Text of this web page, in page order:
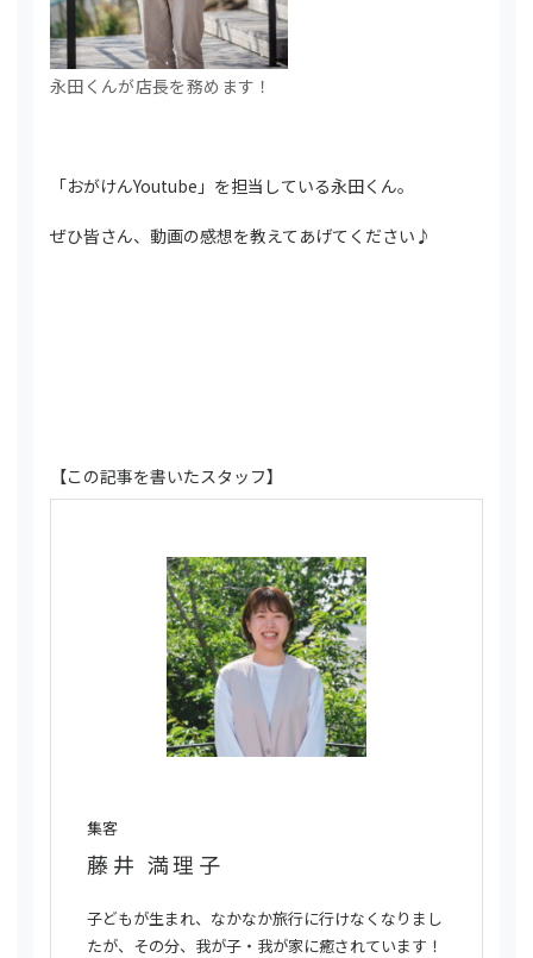
永田くんが店長を務めます！
「おがけんYoutube」を担当している永田くん。
ぜひ皆さん、動画の感想を教えてあげてください♪
【この記事を書いたスタッフ】
集客
藤井 満理子
子どもが生まれ、なかなか旅行に行けなくなりまし
たが、その分、我が子・我が家に癒されています！